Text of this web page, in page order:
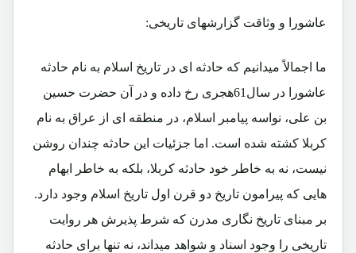
عاشورا و وثاقت گزارشهای تاریخی:
ما اجمالاً میدانیم که حادثه ای در تاریخ اسلام به نام حادثه
عاشورا در سال61هجری رخ داده و در آن حضرت حسین
بن علی، نواسه پیامبر اسلام، در منطقه ای از عراق به نام
کربلا کشته شده است. اما جزئیات این حادثه چندان روشن
نیست، نه به خاطر خود حادثه کربلا، بلکه به خاطر ابهام
هایی که پیرامون تاریخ دو قرن اول تاریخ اسلام وجود دارد.
بر مبنای تاریخ نگاری مدرن که شرط پذیرش هر روایت
تاریخی را وجود اسناد و شواهد میداند، نه تنها برای حادثه